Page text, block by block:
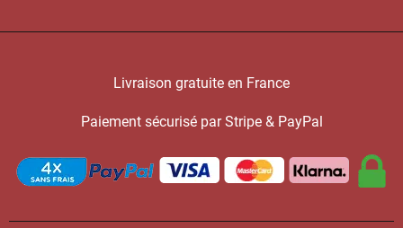
Livraison gratuite en France
Paiement sécurisé par Stripe & PayPal